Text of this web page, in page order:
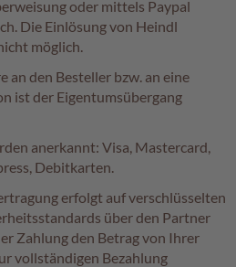
oder mittels Paypal
Die Einlösung von Heindl
möglich.
an den Besteller bzw. an eine
ist der Eigentumsübergang
anerkannt: Visa, Mastercard,
Debitkarten.
erfolgt auf verschlüsselten
über den Partner
Zahlung den Betrag von Ihrer
vollständigen Bezahlung